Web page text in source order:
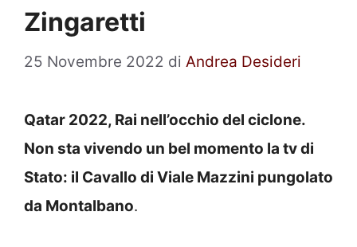
Zingaretti
25 Novembre 2022 di Andrea Desideri
Qatar 2022, Rai nell’occhio del ciclone.
Non sta vivendo un bel momento la tv di
Stato: il Cavallo di Viale Mazzini pungolato
da Montalbano.